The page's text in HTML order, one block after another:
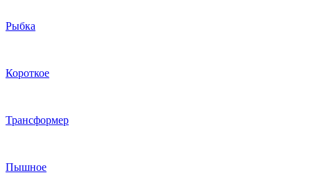
Рыбка
Короткое
Трансформер
Пышное